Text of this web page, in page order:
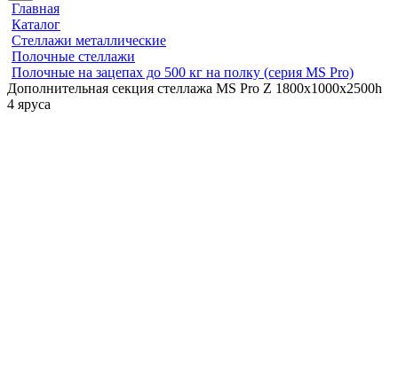
Главная
Каталог
Стеллажи металлические
Полочные стеллажи
Полочные на зацепах до 500 кг на полку (серия MS Pro)
Дополнительная секция стеллажа MS Pro Z 1800x1000х2500h
4 яруса